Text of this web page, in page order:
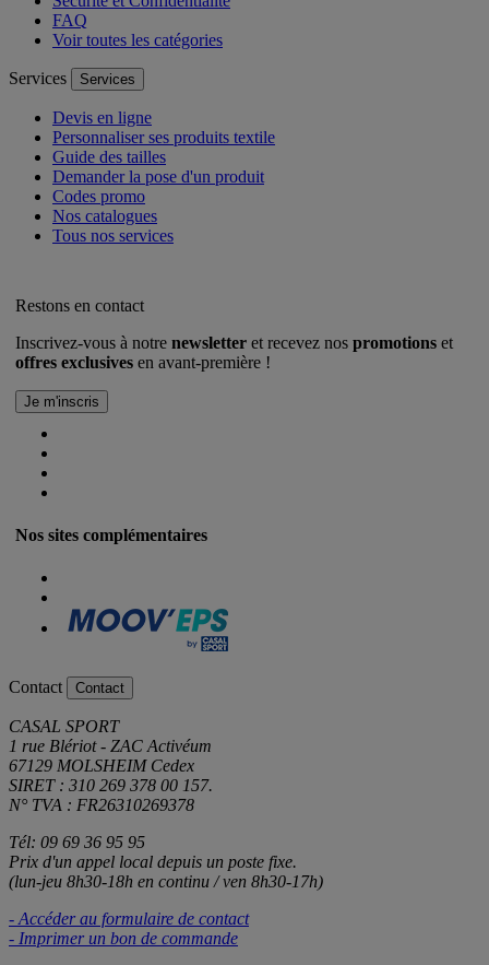
FAQ
Voir toutes les catégories
Services Services
Devis en ligne
Personnaliser ses produits textile
Guide des tailles
Demander la pose d'un produit
Codes promo
Nos catalogues
Tous nos services
Restons en contact
Inscrivez-vous à notre newsletter et recevez nos promotions et
offres exclusives en avant-première !
Nos sites complémentaires
Contact Contact
CASAL SPORT
1 rue Blériot - ZAC Activéum
67129 MOLSHEIM Cedex
SIRET : 310 269 378 00 157.
N° TVA : FR26310269378
Tél: 09 69 36 95 95
Prix d'un appel local depuis un poste fixe.
(lun-jeu 8h30-18h en continu / ven 8h30-17h)
- Accéder au formulaire de contact
- Imprimer un bon de commande